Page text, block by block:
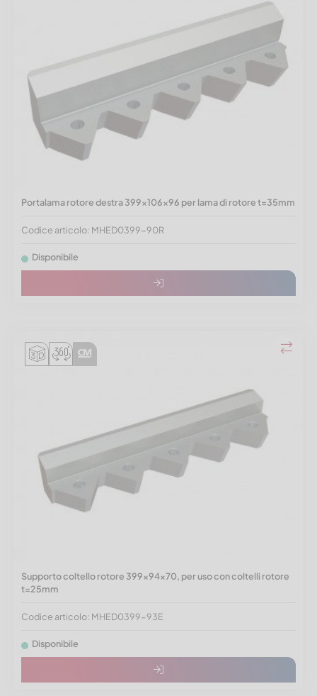
Portalama rotore destra 399x106x96 per lama di rotore t=35mm
Codice articolo: MHED0399-90R
Disponibile
Supporto coltello rotore 399x94x70, per uso con coltelli rotore
t=25mm
Codice articolo: MHED0399-93E
Disponibile